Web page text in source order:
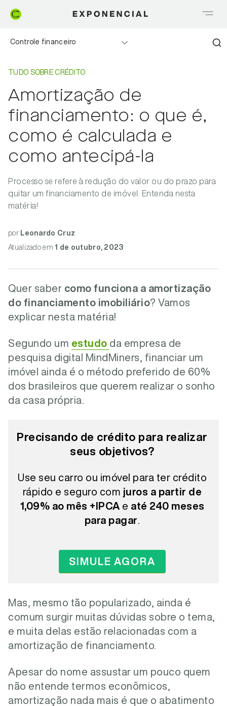
Controle financeiro
Realizando sonhos
Saia do Vermelho
Tudo sobre Crédito
Meu negócio
Home Tudo sobre Crédito
TUDO SOBRE CRÉDITO
Amortização de
financiamento: o que é,
como é calculada e
como antecipá-la
Processo se refere à redução do valor ou do prazo para
quitar um financiamento de imóvel. Entenda nesta
matéria!
por Leonardo Cruz
Atualizado em1 de outubro, 2023
Quer saber como funciona a amortização
do financiamento imobiliário? Vamos
explicar nesta matéria!
Segundo um estudo da empresa de
pesquisa digital MindMiners, financiar um
imóvel ainda é o método preferido de 60%
dos brasileiros que querem realizar o sonho
da casa própria.
Precisando de crédito para realizar
seus objetivos?
Use seu carro ou imóvel para ter crédito
rápido e seguro com juros a partir de
1,09% ao mês +IPCA e até 240 meses
para pagar
SIMULE AGORA
Mas, mesmo tão popularizado, ainda é
comum surgir muitas dúvidas sobre o tema,
e muita delas estão relacionadas com a
amortização de financiamento.
Apesar do nome assustar um pouco quem
não entende termos econômicos,
amortização nada mais é que o abatimento